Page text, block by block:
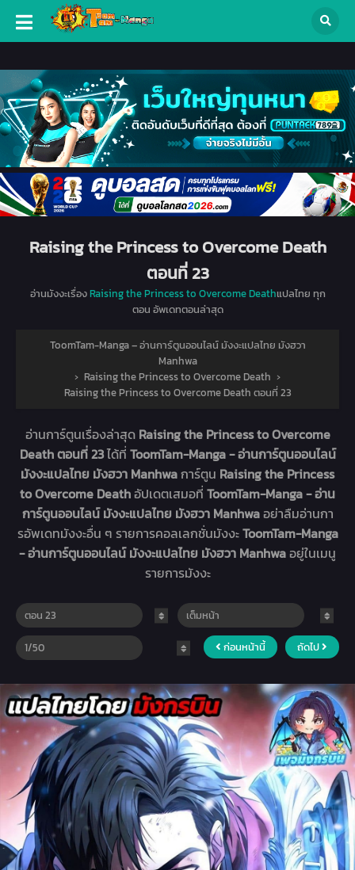
Raising the Princess to Overcome Death
ตอนที่ 23
อ่านมังงะเรื่องRaising the Princess to Overcome Deathแปลไทย ทุก
ตอน อัพเดทตอนล่าสุด
ToomTam-Manga – อ่านการ์ตูนออนไลน์ มังงะแปลไทย มังฮวา
Manhwa
› Raising the Princess to Overcome Death ›
Raising the Princess to Overcome Death ตอนที่ 23
อ่านการ์ตูนเรื่องล่าสุด Raising the Princess to Overcome
Death ตอนที่ 23ได้ที่ ToomTam-Manga - อ่านการ์ตูนออนไลน์
มังงะแปลไทย มังฮวา Manhwaการ์ตูน Raising the Princess
to Overcome Deathอัปเดตเสมอที่ ToomTam-Manga - อ่าน
การ์ตูนออนไลน์ มังงะแปลไทย มังฮวา Manhwaอย่าลืมอ่านกา
รอัพเดทมังงะอื่น ๆ รายการคอลเลกชั่นมังงะToomTam-Manga
- อ่านการ์ตูนออนไลน์ มังงะแปลไทย มังฮวา Manhwaอยู่ในเมนู
รายการมังงะ
ก่อนหน้านี้ ถัดไป